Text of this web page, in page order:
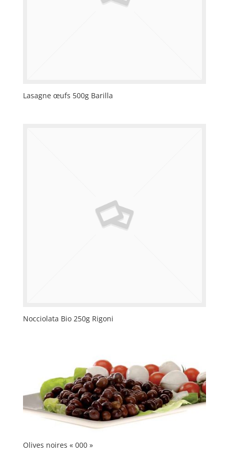
Lasagne œufs 500g Barilla
Nocciolata Bio 250g Rigoni
Olives noires « 000 »